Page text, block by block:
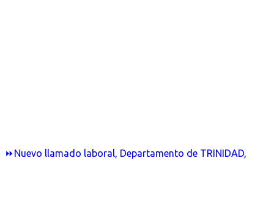
⏩Nuevo llamado laboral, Departamento de TRINIDAD,